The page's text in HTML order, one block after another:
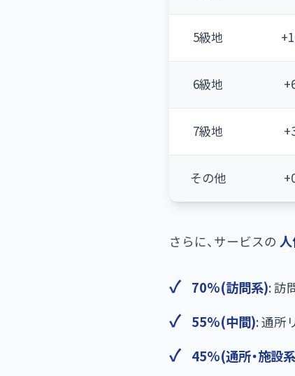
5級地
6級地
7級地
その他
さらに、サービスの
70%(訪問系): 訪
55%(中間): 通所
45%(通所・施設